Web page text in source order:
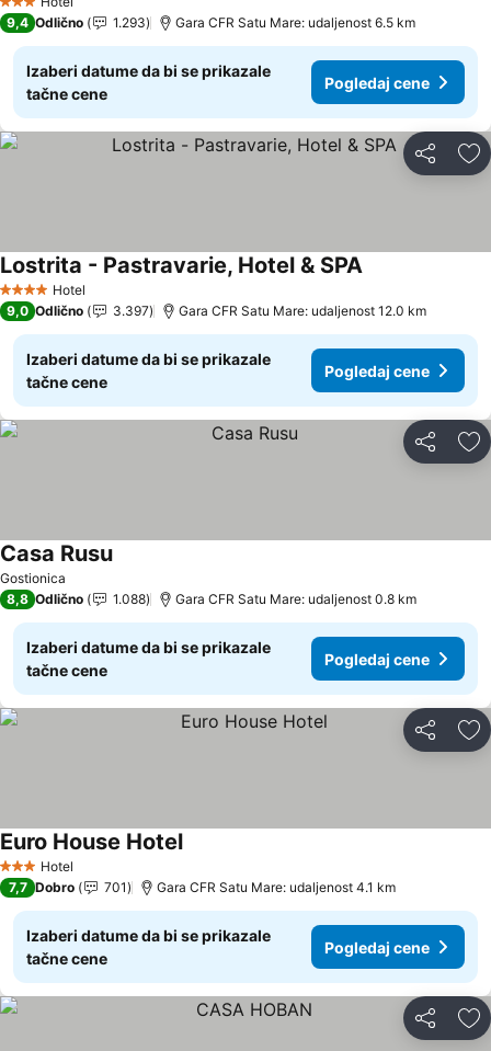
3 Zvezdice
9,4 Odlično 1.293 Gara CFR Satu Mare: udaljenost 6.5 km
Izaberi datume da bi se prikazale
tačne cene
Pogledaj cene
Deli
4 ZvezdiceHotel
Lostrita - Pastravarie, Hotel & SPAPogledaj cene
9,0 Odlično 3.397 Gara CFR Satu Mare: udaljenost 12.0 km
Izaberi datume da bi se prikazale
tačne cene
Pogledaj cene
Deli
Gostionica
Casa RusuPogledaj cene
8,8 Odlično 1.088 Gara CFR Satu Mare: udaljenost 0.8 km
Izaberi datume da bi se prikazale
tačne cene
Pogledaj cene
Deli
3 Zvezdice
Hotel
Euro House HotelPogledaj cene
7,7 Dobro 701 Gara CFR Satu Mare: udaljenost 4.1 km
Izaberi datume da bi se prikazale
tačne cene
Pogledaj cene
Deli